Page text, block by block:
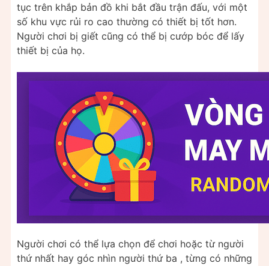
tục trên khắp bản đồ khi bắt đầu trận đấu, với một
số khu vực rủi ro cao thường có thiết bị tốt hơn.
Người chơi bị giết cũng có thể bị cướp bóc để lấy
thiết bị của họ.
Người chơi có thể lựa chọn để chơi hoặc từ người
thứ nhất hay góc nhìn người thứ ba , từng có những